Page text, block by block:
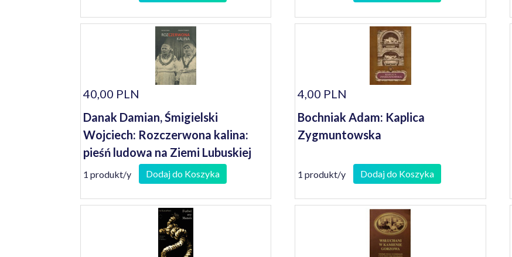
40,00 PLN
Danak Damian, Śmigielski
Wojciech: Rozczerwona kalina:
pieśń ludowa na Ziemi Lubuskiej
1 produkt/y Dodaj do Koszyka
4,00 PLN
Bochniak Adam: Kaplica
Zygmuntowska
1 produkt/y Dodaj do Koszyka